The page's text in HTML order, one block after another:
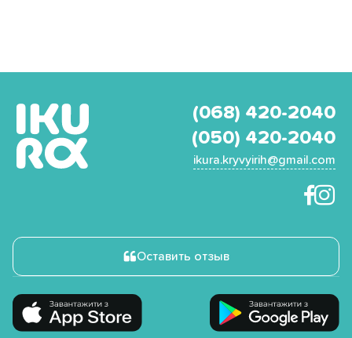
(068) 420-2040
(050) 420-2040
ikura.kryvyirih@gmail.com
Оставить отзыв